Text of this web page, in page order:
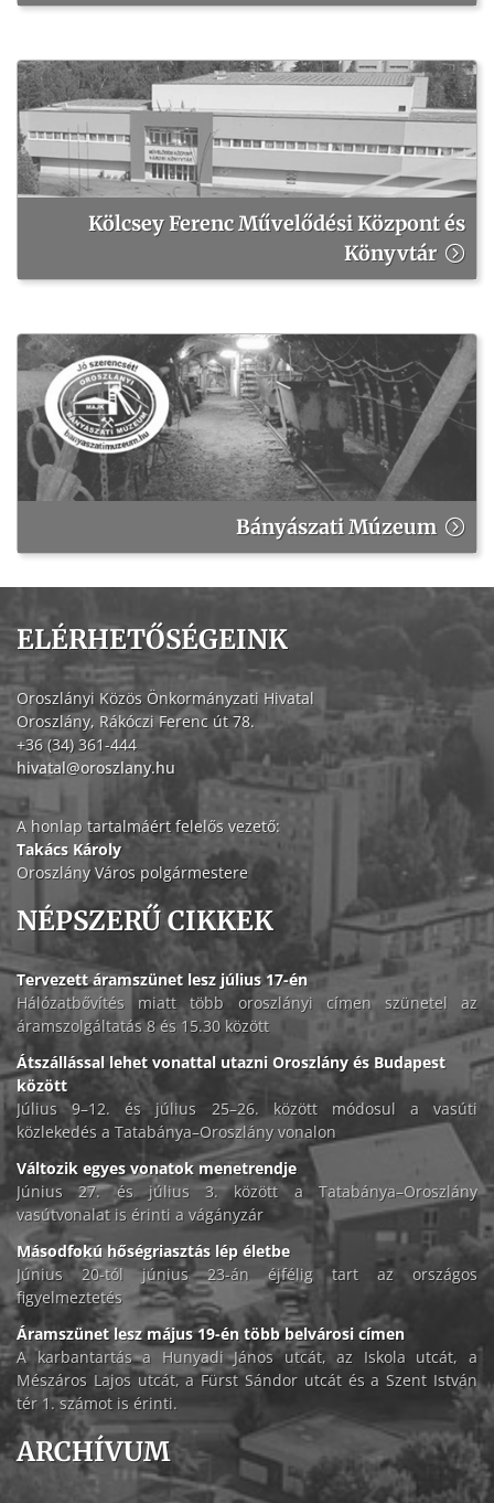
Kölcsey Ferenc Művelődési Központ és
Könyvtár
Bányászati Múzeum
ELÉRHETŐSÉGEINK
Oroszlányi Közös Önkormányzati Hivatal
Oroszlány, Rákóczi Ferenc út 78.
+36 (34) 361-444
hivatal@oroszlany.hu
A honlap tartalmáért felelős vezető:
Takács Károly
Oroszlány Város polgármestere
NÉPSZERŰ CIKKEK
Tervezett áramszünet lesz július 17-én
Hálózatbővítés miatt több oroszlányi címen szünetel az
áramszolgáltatás 8 és 15.30 között
Átszállással lehet vonattal utazni Oroszlány és Budapest
között
Július 9–12. és július 25–26. között módosul a vasúti
közlekedés a Tatabánya–Oroszlány vonalon
Változik egyes vonatok menetrendje
Június 27. és július 3. között a Tatabánya–Oroszlány
vasútvonalat is érinti a vágányzár
Másodfokú hőségriasztás lép életbe
Június 20-tól június 23-án éjfélig tart az országos
figyelmeztetés
Áramszünet lesz május 19-én több belvárosi címen
A karbantartás a Hunyadi János utcát, az Iskola utcát, a
Mészáros Lajos utcát, a Fürst Sándor utcát és a Szent István
tér 1. számot is érinti.
ARCHÍVUM